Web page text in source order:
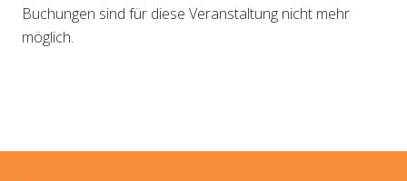
Buchungen sind für diese Veranstaltung nicht mehr
möglich.